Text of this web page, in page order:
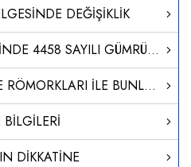
DEĞİŞİKLİK
DAHİLDE İŞLEME REJİMİNDE 4458 SAYILI GÜMRÜK KANUNU`NUN 238. MADDESİNİN BİRİNCİ FIKRASININ TATBİKİ HK
MOTORLU ARAÇLAR VE RÖMORKLARI İLE BUNLAR İÇİN TASARLANAN AKSAM, SİSTEM VE AYRI TEKNİK ÜNİTELERİN GENEL GÜVENLİĞİ VE KORUNMASIZ KARAYOLU KULLANICILARININ VE YOLCULARIN KORUNMASI İLE İLGİLİ TİP ONAYI YÖNETMELİĞİ (AB/2019/2144)’NDE DEĞİŞİKLİK YAPILMASINA DAİ
DİKKATİNE